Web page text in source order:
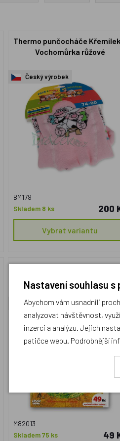
Thermo punčocháče
Vochomůrka růžové
Český výrobek
BM179
Skladem 8 ks
200
Vybrat variantu
Český výrobek
M82013
Skladem 75 ks
49
Nastavení souhlasu s
Abychom vám usnadnili
analyzovat návštěvnost,
inzerci a analýzu. Jejich
patičce webu. Podrobnější